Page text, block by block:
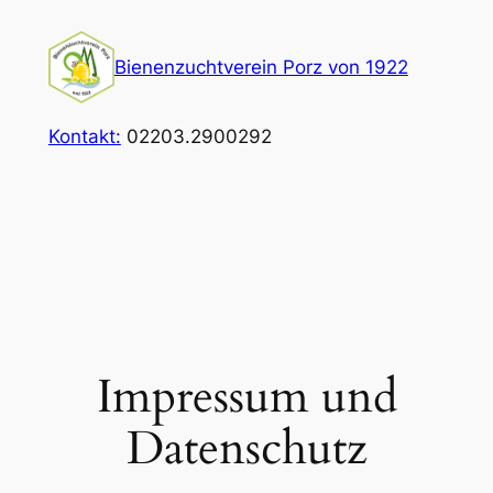
Inhalt
springen
Bienenzuchtverein Porz von 1922
Kontakt: 02203.2900292
Impressum und
Datenschutz